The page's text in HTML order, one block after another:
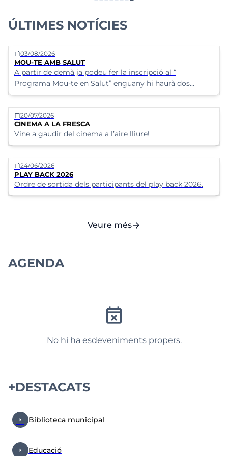
ÚLTIMES NOTÍCIES
calendar_today03/08/2026
MOU-TE AMB SALUT
A partir de demà ja podeu fer la inscripció al “
Programa Mou-te en Salut” enguany hi haurà dos
grups.&nbsp;A) Dilluns i dimecres de les 8:30 h a les
9:30 h&nbsp;
calendar_today20/07/2026
CINEMA A LA FRESCA
Vine a gaudir del cinema a l’aire lliure!
calendar_today24/06/2026
PLAY BACK 2026
Ordre de sortida dels participants del play back 2026.
Veure mésarrow_forward
AGENDA
event_busy
No hi ha esdeveniments propers.
+DESTACATS
arrow_right Biblioteca municipal
arrow_right Educació